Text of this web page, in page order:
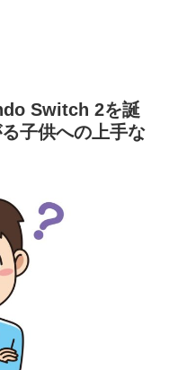
Switch 2を誕
子供への上手な